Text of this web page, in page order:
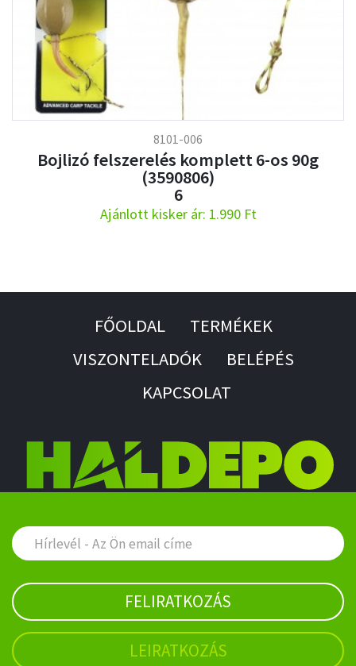
8101-006
Bojlizó felszerelés komplett 6-os 90g
(3590806)
6
Ajánlott kisker ár: 1.990 Ft
FŐOLDAL
TERMÉKEK
VISZONTELADÓK
BELÉPÉS
KAPCSOLAT
FELIRATKOZÁS
LEIRATKOZÁS